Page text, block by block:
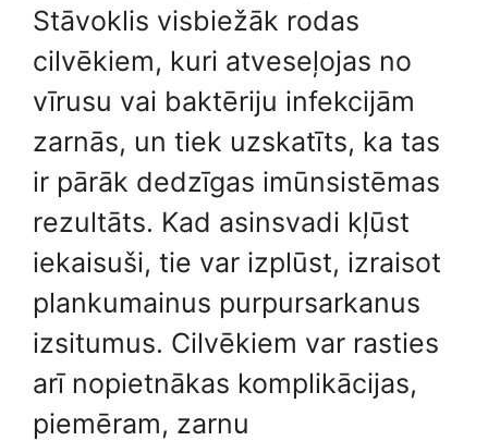
Stāvoklis visbiežāk rodas
cilvēkiem, kuri atveseļojas no
vīrusu vai baktēriju infekcijām
zarnās, un tiek uzskatīts, ka tas
ir pārāk dedzīgas imūnsistēmas
rezultāts. Kad asinsvadi kļūst
iekaisuši, tie var izplūst, izraisot
plankumainus purpursarkanus
izsitumus. Cilvēkiem var rasties
arī nopietnākas komplikācijas,
piemēram, zarnu